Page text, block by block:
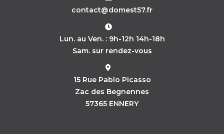
contact@domest57.fr
Lun. au Ven. : 9h-12h 14h-18h
Sam. sur rendez-vous
15 Rue Pablo Picasso
Zac des Begnennes
57365 ENNERY